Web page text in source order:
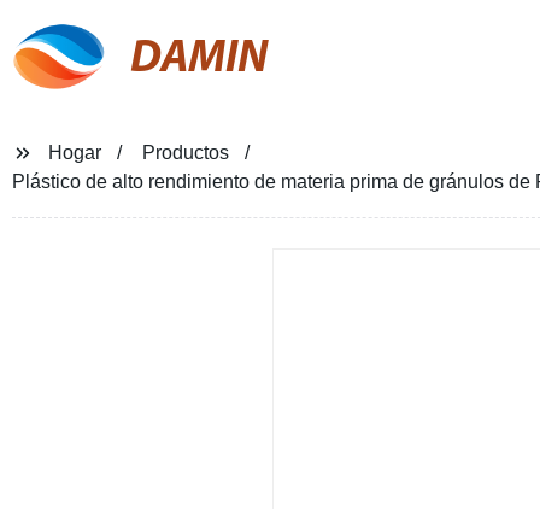
DAMIN
Hogar
Productos
Plástico de alto rendimiento de materia prima de gránulos